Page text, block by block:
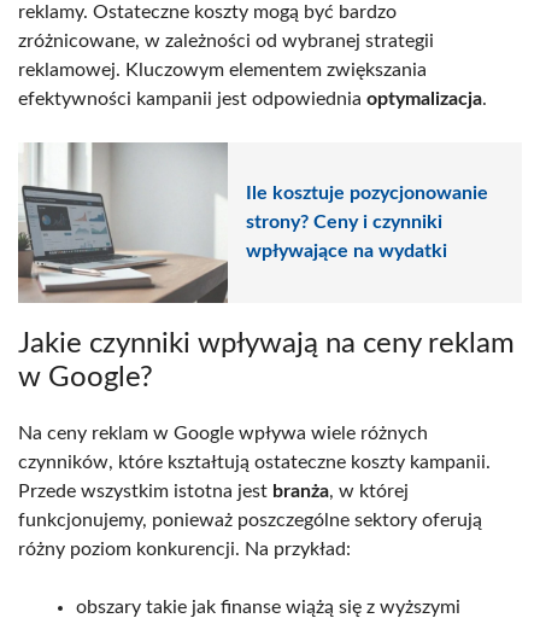
reklamy. Ostateczne koszty mogą być bardzo
zróżnicowane, w zależności od wybranej strategii
reklamowej. Kluczowym elementem zwiększania
efektywności kampanii jest odpowiednia optymalizacja.
Ile kosztuje pozycjonowanie
strony? Ceny i czynniki
wpływające na wydatki
Jakie czynniki wpływają na ceny reklam
w Google?
Na ceny reklam w Google wpływa wiele różnych
czynników, które kształtują ostateczne koszty kampanii.
Przede wszystkim istotna jest branża, w której
funkcjonujemy, ponieważ poszczególne sektory oferują
różny poziom konkurencji. Na przykład:
obszary takie jak finanse wiążą się z wyższymi